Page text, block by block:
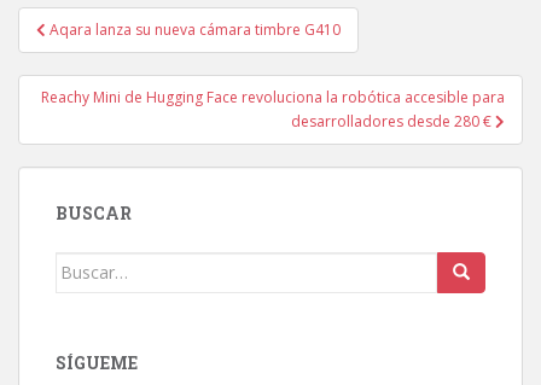
Navegación
de
entradas
Aqara lanza su nueva cámara timbre G410
Reachy Mini de Hugging Face revoluciona la robótica accesible para
desarrolladores desde 280 €
BUSCAR
Buscar:
SÍGUEME